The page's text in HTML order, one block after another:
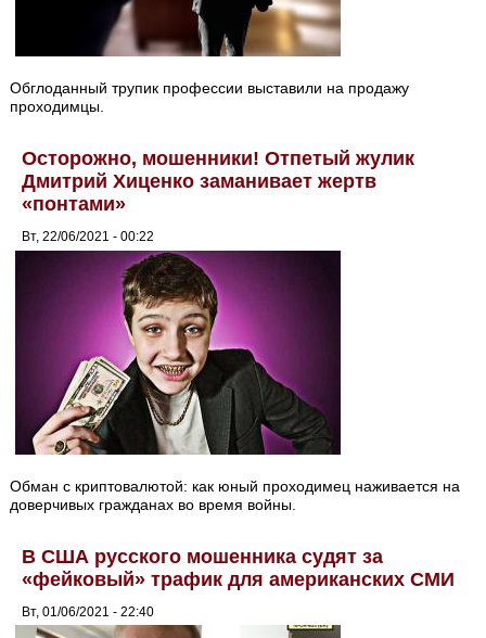
Обглоданный трупик профессии выставили на продажу
проходимцы.
Осторожно, мошенники! Отпетый жулик
Дмитрий Хиценко заманивает жертв
«понтами»
Вт, 22/06/2021 - 00:22
Обман с криптовалютой: как юный проходимец наживается на
доверчивых гражданах во время войны.
В США русского мошенника судят за
«фейковый» трафик для американских СМИ
Вт, 01/06/2021 - 22:40